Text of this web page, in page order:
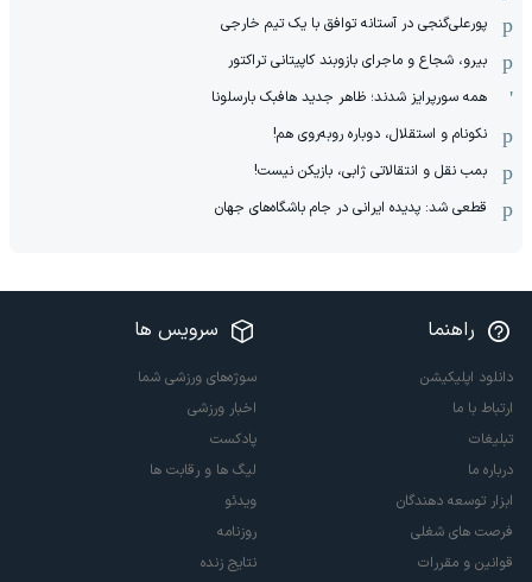
پورعلی‌گنجی در آستانه توافق با یک تیم خارجی
بیرو، شجاع و ماجرای بازوبند کاپیتانی تراکتور
همه سورپرایز شدند؛ ظاهر جدید هافبک بارسلونا
نکونام و استقلال، دوباره روبه‌روی هم!
بمب نقل و انتقالاتی ژابی، بازیکن نیست!
قطعی شد: پدیده ایرانی در جام باشگاه‌های جهان
راهنما
دانلود اپلیکیشن
ارتباط با ما
تبلیغات
درباره ما
ابزار توسعه دهندگان
فرصت های شغلی
قوانین و مقررات
سرویس ها
سوژه‌های ورزشی شما
اخبار ورزشی
پادکست
لیگ ها و رقابت ها
ویدئو
روزنامه
نتایج زنده